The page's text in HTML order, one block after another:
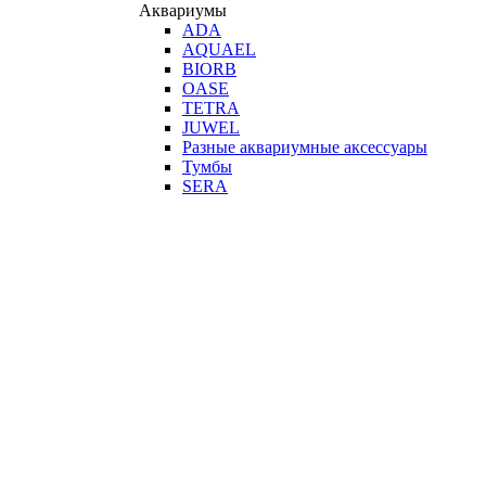
Аквариумы
ADA
AQUAEL
BIORB
OASE
TETRA
JUWEL
Разные аквариумные аксессуары
Тумбы
SERA